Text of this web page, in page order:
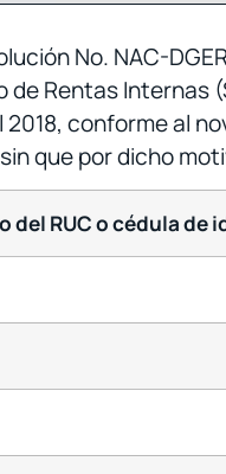
No. NAC-
de Rentas Internas
conforme al
que por dicho
del RUC o cédula de